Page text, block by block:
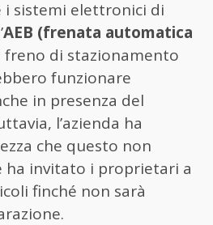
i sistemi elettronici di
AEB (frenata automatica
freno di stazionamento
funzionare
in presenza del
l’azienda ha
che questo non
ha invitato i proprietari a
finché non sarà